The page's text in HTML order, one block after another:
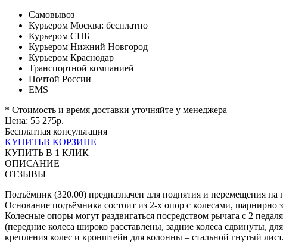
Самовывоз
Курьером Москва: бесплатно
Курьером СПБ
Курьером Нижний Новгород
Курьером Краснодар
Транспортной компанией
Почтой России
EMS
* Стоимость и время доставки уточняйте у менеджера
Цена: 55 275р.
Бесплатная консультация
КУПИТЬВ КОРЗИНЕ
КУПИТЬ В 1 КЛИК
ОПИСАНИЕ
ОТЗЫВЫ
Подъёмник (320.00) предназначен для поднятия и перемещения
Основание подъёмника состоит из 2-х опор с колесами,
Колесные опоры могут раздвигаться посредством рычага с 2
(передние колеса широко расставлены, задние колеса сдвинуты,
крепления колес и кронштейн для колонны – стальной гнутый